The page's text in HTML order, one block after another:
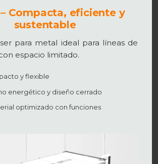
Compacta, eficiente y
sustentable
para metal ideal para líneas de
espacio limitado.
y flexible
energético y diseño cerrado
optimizado con funciones